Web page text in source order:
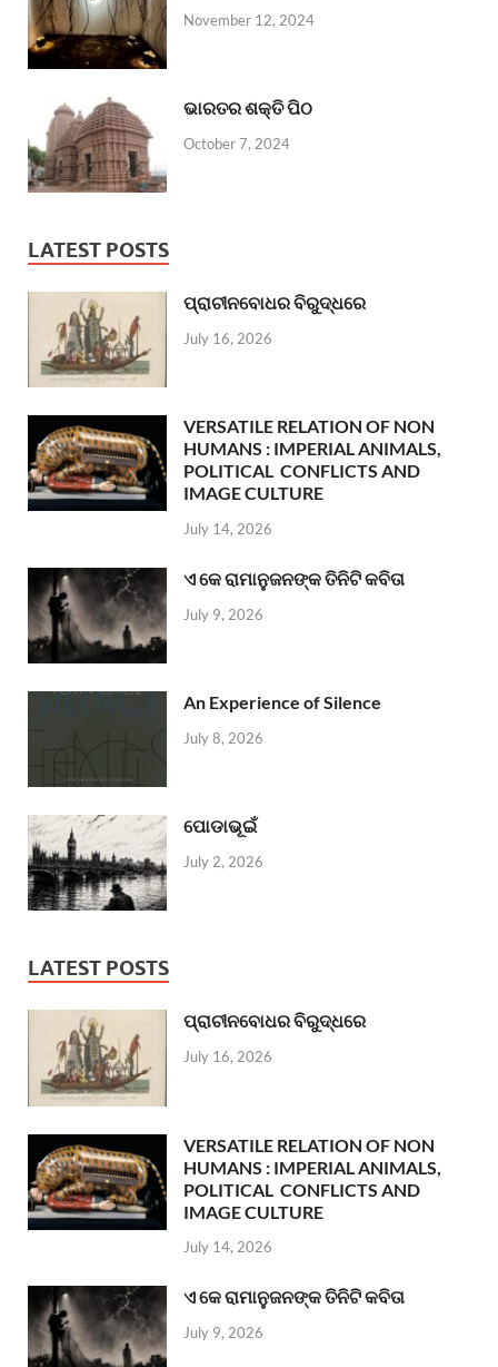
November 12, 2024
ଭାରତର ଶକ୍ତି ପିଠ
October 7, 2024
LATEST POSTS
ପ୍ରାଚୀନବୋଧର ବିରୁଦ୍ଧରେ
July 16, 2026
VERSATILE RELATION OF NON
HUMANS : IMPERIAL ANIMALS,
POLITICAL CONFLICTS AND
IMAGE CULTURE
July 14, 2026
ଏ କେ ରାମାନୁଜନଙ୍କ ତିନିଟି କବିତା
July 9, 2026
An Experience of Silence
July 8, 2026
ପୋଡାଭୂଇଁ
July 2, 2026
LATEST POSTS
ପ୍ରାଚୀନବୋଧର ବିରୁଦ୍ଧରେ
July 16, 2026
VERSATILE RELATION OF NON
HUMANS : IMPERIAL ANIMALS,
POLITICAL CONFLICTS AND
IMAGE CULTURE
July 14, 2026
ଏ କେ ରାମାନୁଜନଙ୍କ ତିନିଟି କବିତା
July 9, 2026